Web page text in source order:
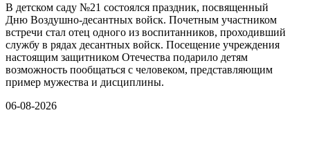
В детском саду №21 состоялся праздник, посвященный
Дню Воздушно-десантных войск. Почетным участником
встречи стал отец одного из воспитанников, проходивший
службу в рядах десантных войск. Посещение учреждения
настоящим защитником Отечества подарило детям
возможность пообщаться с человеком, представляющим
пример мужества и дисциплины.
06-08-2026